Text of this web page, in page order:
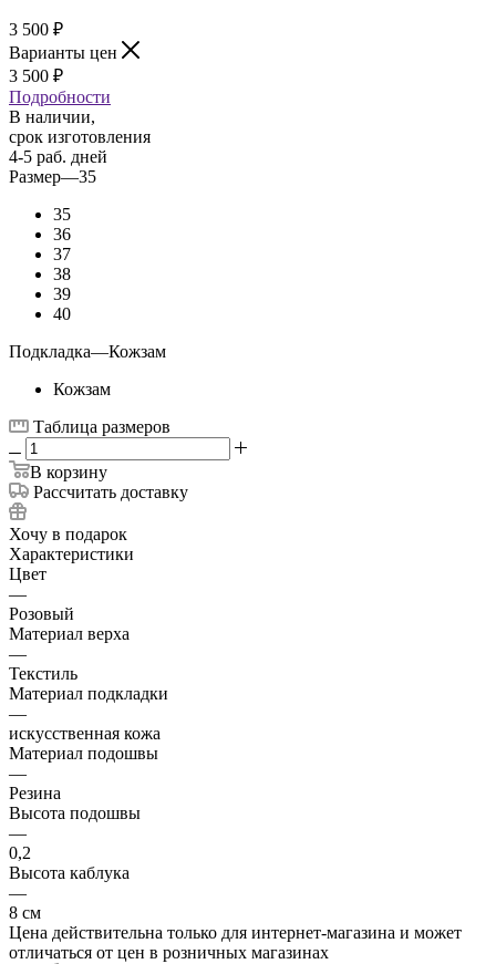
3 500 ₽
Варианты цен
3 500 ₽
Подробности
В наличии,
срок изготовления
4-5 раб. дней
Размер—35
35
36
37
38
39
40
Подкладка—Кожзам
Кожзам
Таблица размеров
В корзину
Рассчитать доставку
Хочу в подарок
Характеристики
Цвет
—
Розовый
Материал верха
—
Текстиль
Материал подкладки
—
искусственная кожа
Материал подошвы
—
Резина
Высота подошвы
—
0,2
Высота каблука
—
8 см
Цена действительна только для интернет-магазина и может
отличаться от цен в розничных магазинах